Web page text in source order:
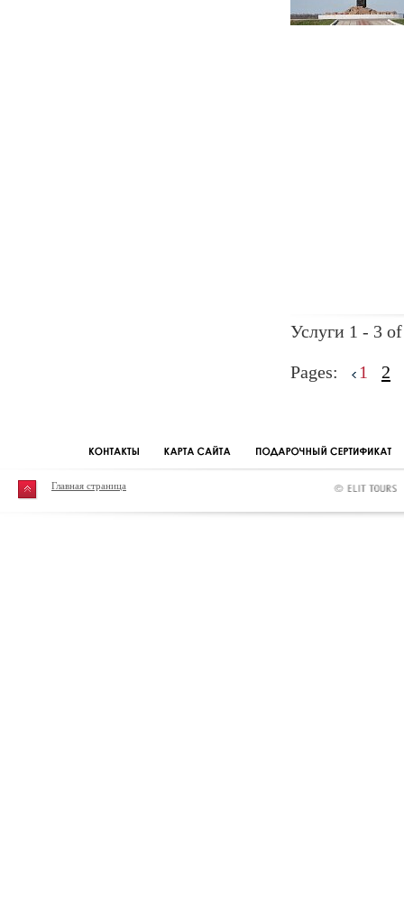
Услуги 1 - 3
Pages: 1 2
Главная страница